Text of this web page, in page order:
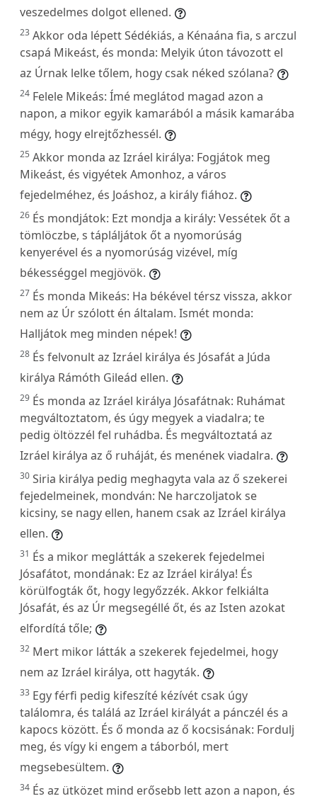
veszedelmes dolgot ellened.
23 Akkor oda lépett Sédékiás, a Kénaána fia, s arczul
csapá Mikeást, és monda: Melyik úton távozott el
az Úrnak lelke tőlem, hogy csak néked szólana?
24 Felele Mikeás: Ímé meglátod magad azon a
napon, a mikor egyik kamarából a másik kamarába
mégy, hogy elrejtőzhessél.
25 Akkor monda az Izráel királya: Fogjátok meg
Mikeást, és vigyétek Amonhoz, a város
fejedelméhez, és Joáshoz, a király fiához.
26 És mondjátok: Ezt mondja a király: Vessétek őt a
tömlöczbe, s tápláljátok őt a nyomorúság
kenyerével és a nyomorúság vizével, míg
békességgel megjövök.
27 És monda Mikeás: Ha békével térsz vissza, akkor
nem az Úr szólott én általam. Ismét monda:
Halljátok meg minden népek!
28 És felvonult az Izráel királya és Jósafát a Júda
királya Rámóth Gileád ellen.
29 És monda az Izráel királya Jósafátnak: Ruhámat
megváltoztatom, és úgy megyek a viadalra; te
pedig öltözzél fel ruhádba. És megváltoztatá az
Izráel királya az ő ruháját, és menének viadalra.
30 Siria királya pedig meghagyta vala az ő szekerei
fejedelmeinek, mondván: Ne harczoljatok se
kicsiny, se nagy ellen, hanem csak az Izráel királya
ellen.
31 És a mikor meglátták a szekerek fejedelmei
Jósafátot, mondának: Ez az Izráel királya! És
körülfogták őt, hogy legyőzzék. Akkor felkiálta
Jósafát, és az Úr megsegéllé őt, és az Isten azokat
elfordítá tőle;
32 Mert mikor látták a szekerek fejedelmei, hogy
nem az Izráel királya, ott hagyták.
33 Egy férfi pedig kifeszíté kézívét csak úgy
találomra, és találá az Izráel királyát a pánczél és a
kapocs között. És ő monda az ő kocsisának: Fordulj
meg, és vígy ki engem a táborból, mert
megsebesültem.
34 És az ütközet mind erősebb lett azon a napon, és